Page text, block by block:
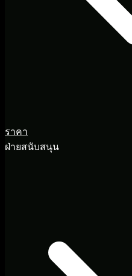
ราคา
ฝ่ายสนับสนุน